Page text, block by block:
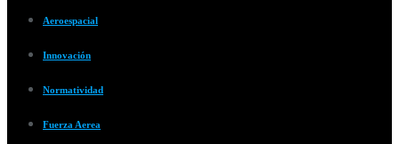
Aeroespacial
Innovación
Normatividad
Fuerza Aerea